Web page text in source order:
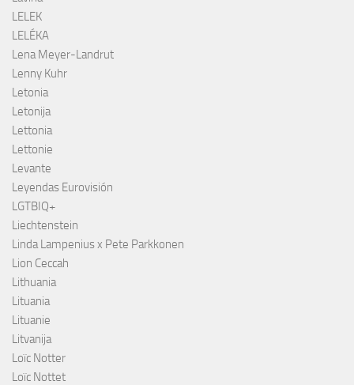
LELEK
LELÉKA
Lena Meyer-Landrut
Lenny Kuhr
Letonia
Letonija
Lettonia
Lettonie
Levante
Leyendas Eurovisión
LGTBIQ+
Liechtenstein
Linda Lampenius x Pete Parkkonen
Lion Ceccah
Lithuania
Lituania
Lituanie
Litvanija
Loïc Notter
Loïc Nottet